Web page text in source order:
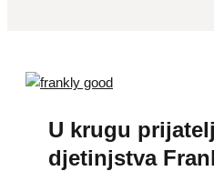
U krugu
djetinjstva